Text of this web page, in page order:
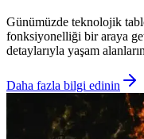
Günümüzde teknolojik
fonksiyonelliği bir araya
detaylarıyla yaşam
Daha fazla bilgi edinin